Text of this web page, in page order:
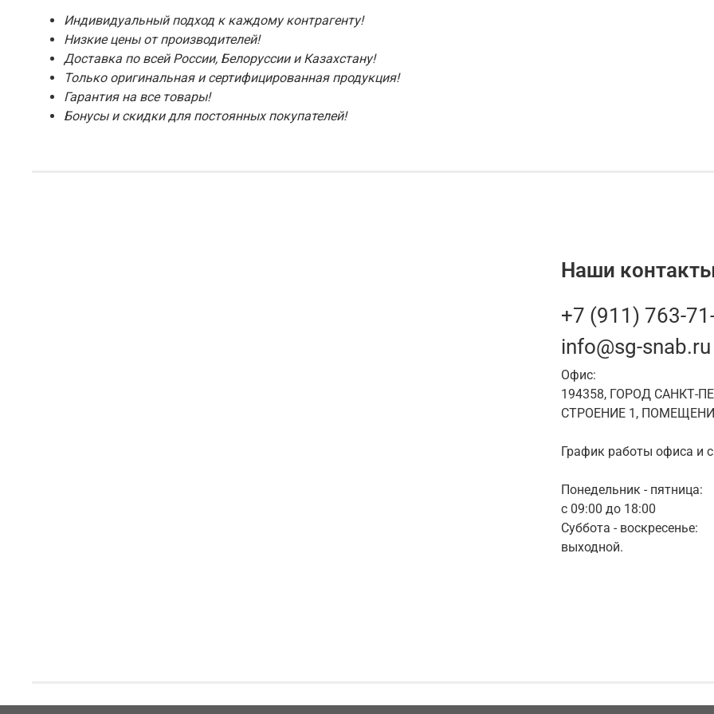
Индивидуальный подход к каждому контрагенту!
Низкие цены от производителей!
Доставка по всей России, Белоруссии и Казахстану!
Только оригинальная и сертифицированная продукция!
Гарантия на все товары!
Бонусы и скидки для постоянных покупателей!
Наши
+7 (911) 763-
info@sg-snab.ru
Офис:
194358, ГОРОД САНКТ-
СТРОЕНИЕ 1,
График работы офиса и
Понедельник - пятница:
с 09:00 до 18:00
Суббота - воскресенье:
выходной.